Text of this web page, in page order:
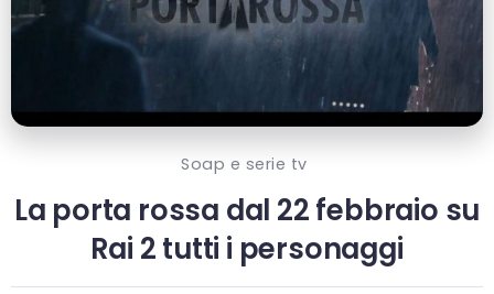
Soap e serie tv
La porta rossa dal 22 febbraio su
Rai 2 tutti i personaggi